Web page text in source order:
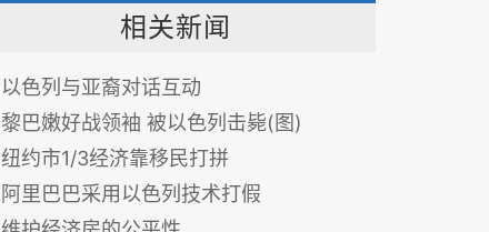
相关新闻
以色列与亚裔对话互动
黎巴嫩好战领袖 被以色列击毙(图)
纽约市1/3经济靠移民打拼
阿里巴巴采用以色列技术打假